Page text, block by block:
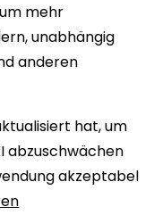
mehr
unabhängig
anderen
hat, um
abzuschwächen
akzeptabel